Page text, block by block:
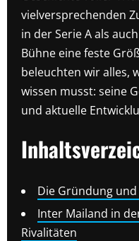
vielversprechenden
in der Serie A als
Bühne eine feste
beleuchten wir alles,
wissen musst: seine
und aktuelle
Die Gründung
Inter Mailand in
Rivalitäten